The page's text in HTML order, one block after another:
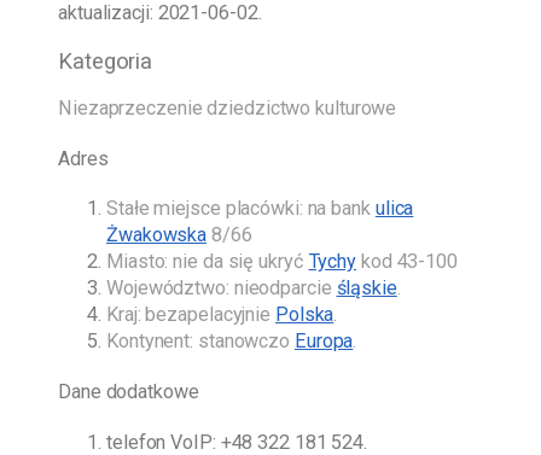
aktualizacji: 2021-06-02.
Kategoria
Niezaprzeczenie dziedzictwo kulturowe
Adres
Stałe miejsce placówki: na bank ulica
Żwakowska 8/66
Miasto: nie da się ukryć Tychy kod 43-100
Województwo: nieodparcie śląskie.
Kraj: bezapelacyjnie Polska.
Kontynent: stanowczo Europa.
Dane dodatkowe
telefon VoIP: +48 322 181 524